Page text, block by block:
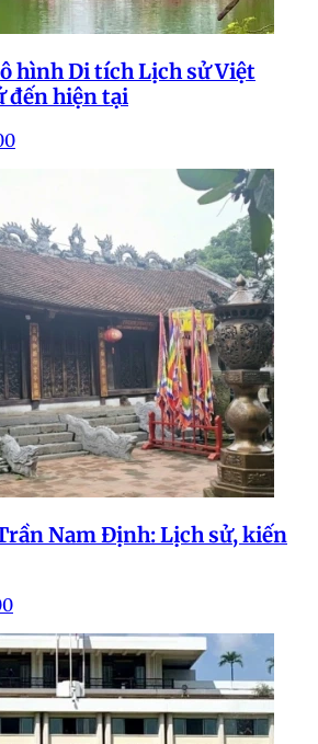
hình Di tích Lịch sử Việt
đến hiện tại
Nam Định: Lịch sử, kiến